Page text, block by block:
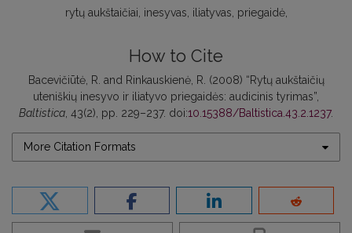
rytų aukštaičiai inesyvas iliatyvas priegaidė
How to Cite
Bacevičiūtė, R. and Rinkauskienė, R. (2008) “Rytų aukštaičių
uteniškių inesyvo ir iliatyvo priegaidės: audicinis tyrimas”,
Baltistica , 43(2), pp. 229–237. doi:10.15388/Baltistica.43.2.1237.
More Citation Formats